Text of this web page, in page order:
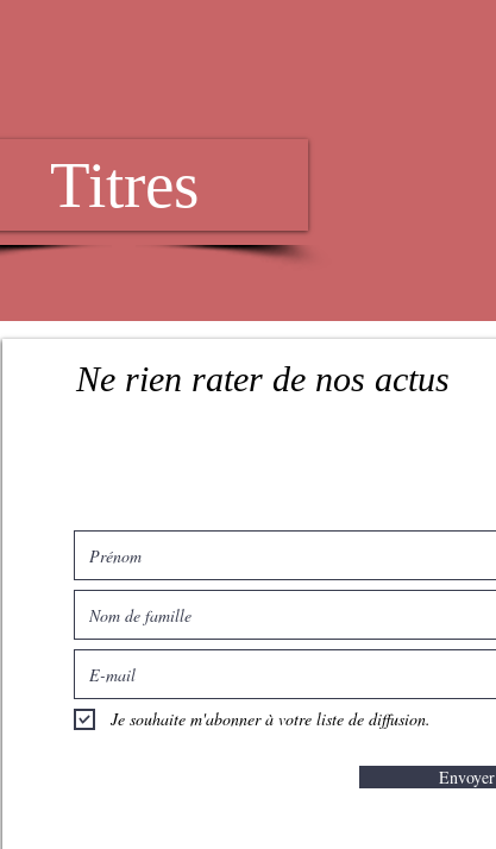
Titres
Ne rien rater de nos actus
Je souhaite m'abonner à votre liste de diffusion.
Envoyer